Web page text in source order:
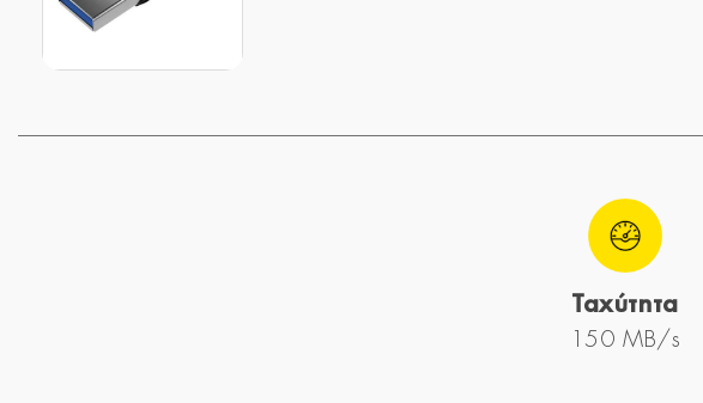
Ταχύτητα
150 MB/s